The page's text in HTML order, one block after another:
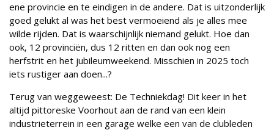
ene provincie en te eindigen in de andere. Dat is uitzonderlijk
goed gelukt al was het best vermoeiend als je alles mee
wilde rijden. Dat is waarschijnlijk niemand gelukt. Hoe dan
ook, 12 provinciën, dus 12 ritten en dan ook nog een
herfstrit en het jubileumweekend. Misschien in 2025 toch
iets rustiger aan doen...?
Terug van weggeweest: De Techniekdag! Dit keer in het
altijd pittoreske Voorhout aan de rand van een klein
industrieterrein in een garage welke een van de clubleden